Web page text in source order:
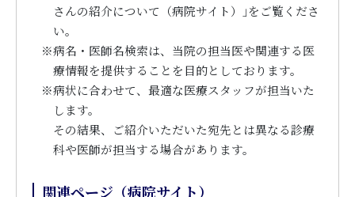
さんの紹介について（病院サイト）｣をご覧くださ
い。
※病名・医師名検索は、当院の担当医や関連する医
療情報を提供することを目的としております。
※病状に合わせて、最適な医療スタッフが担当いた
します。
その結果、ご紹介いただいた宛先とは異なる診療
科や医師が担当する場合があります。
関連ページ（病院サイト）